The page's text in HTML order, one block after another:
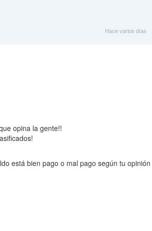
Hace varios días
opina la gente!!
está bien pago o mal pago según tu opinión